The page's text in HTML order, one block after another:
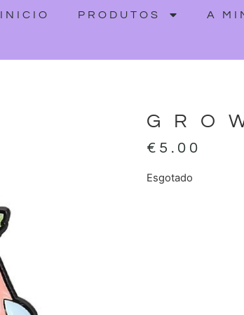
INICIO PRODUTOS A
€ 5.00
Esgotado